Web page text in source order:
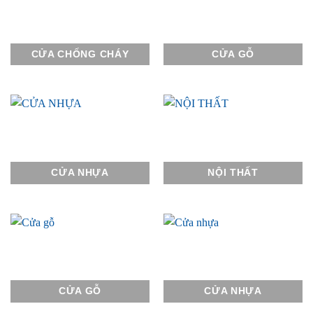
CỬA CHỐNG CHÁY CỬA GỖ
CỬA NHỰA NỘI THẤT
CỬA GỖ CỬA NHỰA